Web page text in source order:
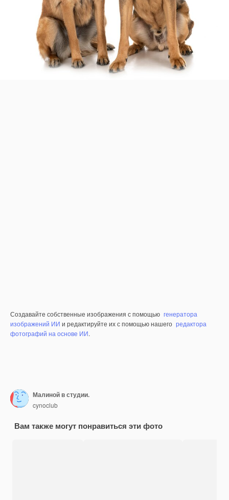
Создавайте собственные изображения с помощью генератора
изображений ИИ и редактируйте их с помощью нашего редактора
фотографий на основе ИИ.
Малиной в студии.
cynoclub
Вам также могут понравиться эти фото